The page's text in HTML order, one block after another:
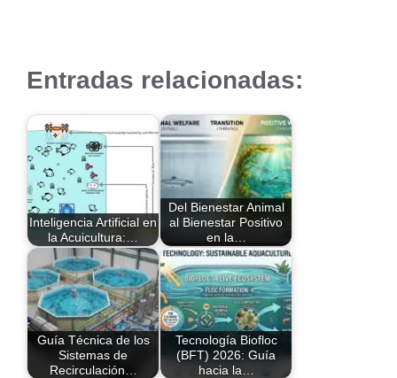
Entradas relacionadas:
Inteligencia Artificial en
la Acuicultura:…
Del Bienestar Animal
al Bienestar Positivo
en la…
Guía Técnica de los
Sistemas de
Recirculación…
Tecnología Biofloc
(BFT) 2026: Guía
hacia la…